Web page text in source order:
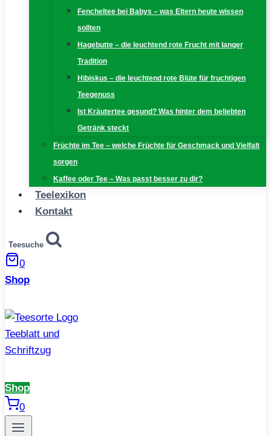
Fencheltee bei Babys – was Eltern heute wissen
sollten
Hagebutte – die leuchtend rote Frucht mit langer
Tradition
Hibiskus – die leuchtend rote Blüte für fruchtigen
Teegenuss
Ist Kräutertee gesund? Was hinter dem beliebten
Getränk steckt
Früchte im Tee – welche Früchte für Geschmack und Vielfalt
sorgen
Kaffee oder Tee – Was passt besser zu dir?
Teelexikon
Kontakt
Teesuche
0
Shop
Shop
0